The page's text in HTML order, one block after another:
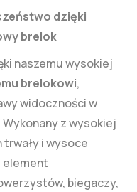
dzięki
brelok
naszemu wysokiej
brelokowi,
widoczności w
z wysokiej
trwały i wysoce
element
biegaczy,